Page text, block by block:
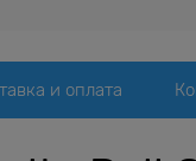
и оплата